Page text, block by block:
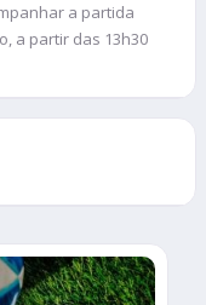
a partida
a partir das 13h30